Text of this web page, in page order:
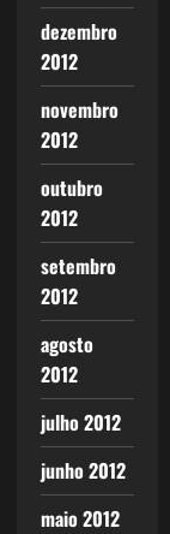
dezembro
2012
novembro
2012
outubro
2012
setembro
2012
agosto
2012
julho 2012
junho 2012
maio 2012